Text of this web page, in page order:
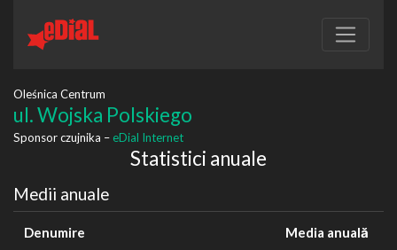
Oleśnica Centrum
ul. Wojska Polskiego
Sponsor czujnika – eDial Internet
Statistici anuale
Medii anuale
Denumire Media anuală